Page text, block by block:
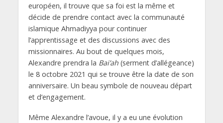
européen, il trouve que sa foi est la même et
décide de prendre contact avec la communauté
islamique Ahmadiyya pour continuer
l’apprentissage et des discussions avec des
missionnaires. Au bout de quelques mois,
Alexandre prendra la Bai’ah(serment d’allégeance)
le 8 octobre 2021 qui se trouve être la date de son
anniversaire. Un beau symbole de nouveau départ
et d’engagement.
Même Alexandre l’avoue, il y a eu une évolution